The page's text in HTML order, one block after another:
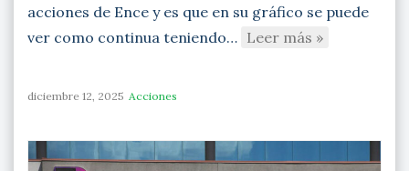
acciones de Ence y es que en su gráfico se puede
ver como continua teniendo… Leer más »
diciembre 12, 2025 Acciones